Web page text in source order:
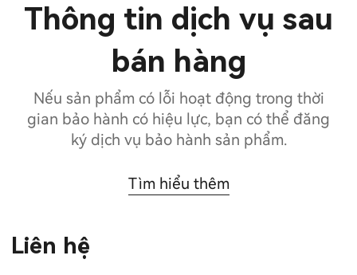
Thông tin dịch vụ sau
bán hàng
Nếu sản phẩm có lỗi hoạt động trong thời
gian bảo hành có hiệu lực, bạn có thể đăng
ký dịch vụ bảo hành sản phẩm.
Tìm hiểu thêm
Liên hệ